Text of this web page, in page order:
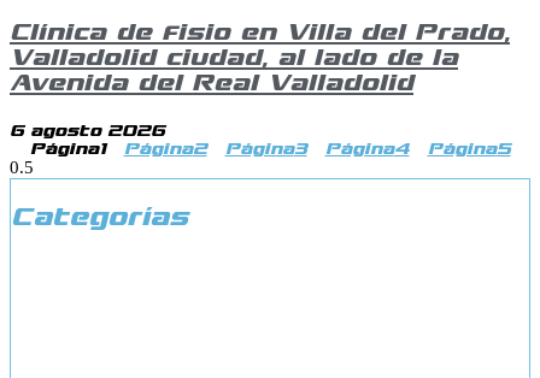
Clínica de fisio en Villa del Prado,
Valladolid ciudad, al lado de la
Avenida del Real Valladolid
6 agosto 2026
Página1 Página2 Página3 Página4 Página5
Categorías